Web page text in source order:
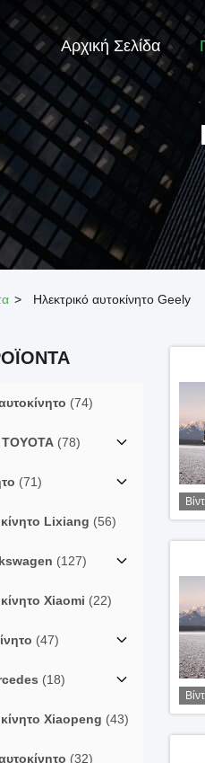
Αρχική Σελίδα
> Ηλεκτρικό αυτοκίνητο Geely
(74)
(78)
(71)
Lixiang (56)
(127)
Xiaomi (22)
(47)
(18)
Xiaopeng (43)
(32)